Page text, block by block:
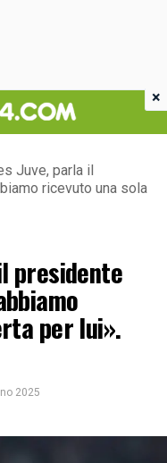
Juve, parla il
ricevuto una sola
presidente
per lui».
2025
×